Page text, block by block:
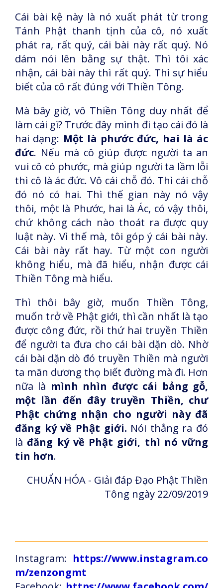
Cái bài kệ này là nó xuất phát từ trong
Tánh Phật thanh tịnh của cô, nó xuất
phát ra, rất quý, cái bài này rất quý. Nó
dám nói lên bằng sự thật. Thì tôi xác
nhận, cái bài này thì rất quý. Thì sự hiểu
biết của cô rất đúng với Thiền Tông.
Mà bây giờ, vô Thiền Tông duy nhất để
làm cái gì? Trước đây mình đi tạo cái đó là
hai dạng: Một là phước đức, hai là ác
đức. Nếu mà cô giúp được người ta an
vui cô có phước, mà giúp người ta lầm lỗi
thì cô là ác đức. Vô cái chỗ đó. Thì cái chỗ
đó nó có hai. Thì thế gian này nó vậy
thôi, một là Phước, hai là Ác, có vậy thôi,
chứ không cách nào thoát ra được quy
luật này. Vì thế mà, tôi góp ý cái bài này.
Cái bài này rất hay. Từ một con người
không hiểu, mà đã hiểu, nhận được cái
Thiền Tông mà hiểu.
Thì thôi bây giờ, muốn Thiền Tông,
muốn trở về Phật giới, thì cần nhất là tạo
được công đức, rồi thứ hai truyền Thiền
để người ta đưa cho cái bài dặn dò. Nhờ
cái bài dặn dò đó truyền Thiền mà người
ta mãn dương thọ biết đường mà đi. Hơn
nữa là mình nhìn được cái bảng gỗ,
một lần đến đây truyền Thiền, chư
Phật chứng nhận cho người này đã
đăng ký về Phật giới. Nói thẳng ra đó
là đăng ký về Phật giới, thì nó vững
tin hơn.
CHUẨN HÓA - Giải đáp Đạo Phật Thiền
Tông ngày 22/09/2019
Instagram: https://www.instagram.co
m/zenzongmt